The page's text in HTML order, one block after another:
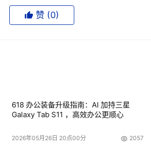
用户可以在美团 App 首页的 10 个业务
入口，进入后定位、输入目的地、选车
），所有的体验都是那么熟悉，对滴滴用
的打车服务，正在申请网约车牌照，并
车市场已经是定局了。 (来源：网易新闻)
媒，文章内容仅供参考，不构成投资建议。
赞 (0)
618 办公装备升级指南：AI 加持三星
Galaxy Tab S11 ，高效办公更顺心
2026年05月26日 20点00分 2057